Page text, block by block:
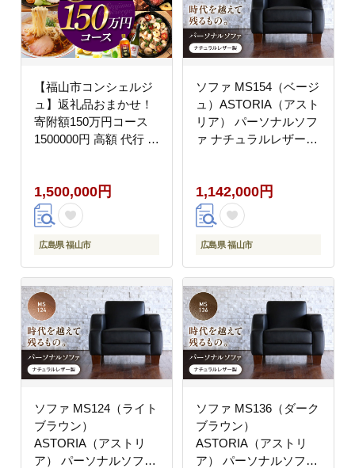
【福山市コンシェルジ
ュ】返礼品おまかせ！
寄附額150万円コース
1500000円 高額 代行 サ
海鮮 酒 焼酎 布団 寝具
枕 家具 お菓子 寄附
[BAZZ019]
1,500,000円
広島県 福山市
ソファ MS154（ベージ
ュ）ASTORIA（アスト
リア） パーソナルソフ
ァ ナチュラルレザー製
椅子 人気 おすすめ 広
島県福山市/株式会社心
石工芸 [BABV030]
1,142,000円
広島県 福山市
ソファ MS124（ライト
ブラウン）
ASTORIA（アストリ
ア） パーソナルソファ
ソファ MS136（ダーク
ブラウン）
ASTORIA（アストリ
ア） パーソナルソファ